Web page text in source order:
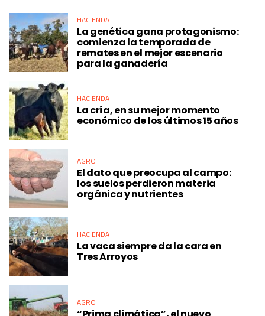
HACIENDA
La genética gana protagonismo:
comienza la temporada de
remates en el mejor escenario
para la ganadería
HACIENDA
La cría, en su mejor momento
económico de los últimos 15 años
AGRO
El dato que preocupa al campo:
los suelos perdieron materia
orgánica y nutrientes
HACIENDA
La vaca siempre da la cara en
Tres Arroyos
AGRO